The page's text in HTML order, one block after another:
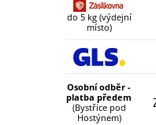
do 5 kg (výdejní
místo)
Osobní odběr -
platba předem
(Bystřice pod
Hostýnem)